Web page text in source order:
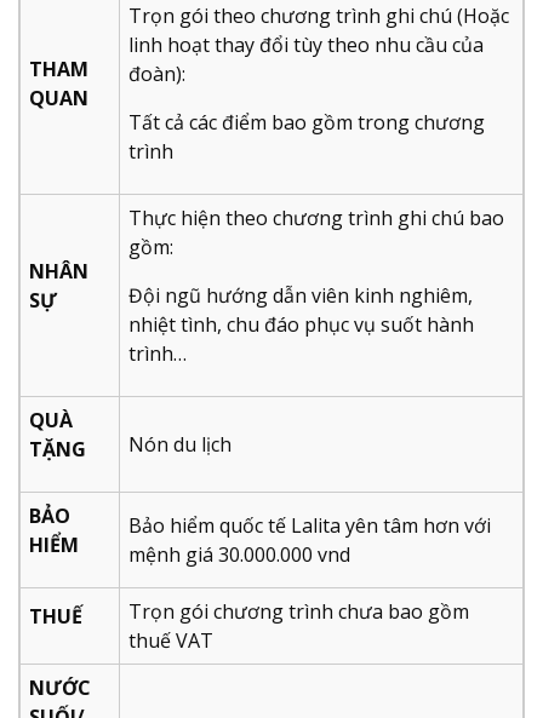
THAM
QUAN
Trọn gói theo chương trình ghi chú (Hoặc
linh hoạt thay đổi tùy theo nhu cầu của
đoàn):
Tất cả các điểm bao gồm trong chương
trình
NHÂN
SỰ
Thực hiện theo chương trình ghi chú bao
gồm:
Đội ngũ hướng dẫn viên kinh nghiêm,
nhiệt tình, chu đáo phục vụ suốt hành
trình…
QUÀ
TẶNG
Nón du lịch
BẢO
HIỂM
Bảo hiểm quốc tế Lalita yên tâm hơn với
mệnh giá 30.000.000 vnd
THUẾ
Trọn gói chương trình chưa bao gồm
thuế VAT
NƯỚC